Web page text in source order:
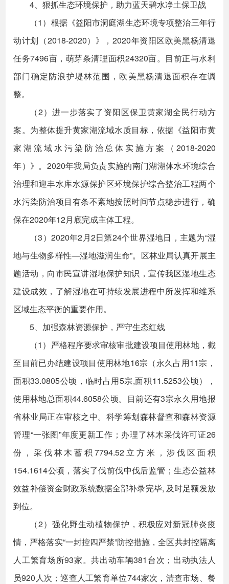
4、狠抓生态环境保护，助力蓝天碧水净土保卫战
（1）根据《益阳市洞庭湖生态环境专项整治三年行
动计划（2018-2020）》，2020年资阳区欧美黑杨清退
任务7496亩，萌芽条清理面积24320亩。目前正与水利
部门确定防浪护堤林范围，欧美黑杨清退面积存在调
整。
（2）进一步落实了资阳区保卫黄家湖全民行动方
案。为整体提升黄家湖流域水质目标，依据《益阳市黄
家湖流域水污染防治总体实施方案（2018-2020
年）》。2020年我局负责实施的南门湖湖体水环境综合
治理和迎丰水库水源保护区环境保护综合整治工程两个
水污染防治项目有条不紊地按照时间节点稳步进行，确
保在2020年12月底完成主体工程。
（3）2020年2月2日第24个世界湿地日，主题为“湿
地与生物多样性—湿地滋润生命”。区林业局认真开展主
题活动，向市民宣讲湿地保护知识，宣传我区湿地生态
建设成效，了解湿地在可持续发展进程中所发挥和维系
区域生态平衡的重要作用。
5、加强森林资源保护，严守生态红线
（1）严格程序要求审核审批建设项目使用林地，截
至目前已办结建设项目使用林地16宗（永久占用11宗，
面积33.0805公顷，临时占用5宗,面积11.5253公顷），
使用林地总面积44.6058公顷。目前还有3宗永久用地报
省林业局正在审核之中。科学筹划森林督查和森林资源
管理“一张图”年度更新工作；办理了林木采伐许可证26
份，采伐林木蓄积7794.52立方米，涉伐区面积
154.1614公顷，落实了伐前伐中伐后监管；生态公益林
效益补偿资金财政系统数据全部补录完毕, 及时足额发放
到位。
（2）强化野生动植物保护，积极应对新冠肺炎疫
情，严格落实“一封控四严禁”防控措施，全区共封控隔离
人工繁育场所93家。共出动车辆381台次；出动执法人
员920人次；巡查人工繁育单位744家次，清查市场、餐